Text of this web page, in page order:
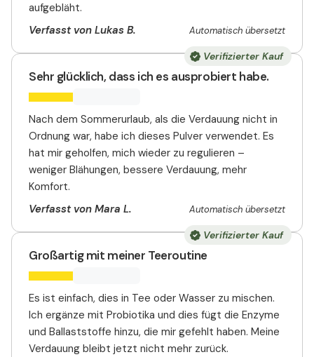
aufgebläht.
Verfasst von Lukas B.
Automatisch übersetzt
Verifizierter Kauf
Sehr glücklich, dass ich es ausprobiert habe.
Nach dem Sommerurlaub, als die Verdauung nicht in
Ordnung war, habe ich dieses Pulver verwendet. Es
hat mir geholfen, mich wieder zu regulieren –
weniger Blähungen, bessere Verdauung, mehr
Komfort.
Verfasst von Mara L.
Automatisch übersetzt
Verifizierter Kauf
Großartig mit meiner Teeroutine
Es ist einfach, dies in Tee oder Wasser zu mischen.
Ich ergänze mit Probiotika und dies fügt die Enzyme
und Ballaststoffe hinzu, die mir gefehlt haben. Meine
Verdauung bleibt jetzt nicht mehr zurück.